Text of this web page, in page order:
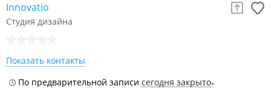
Innovatio
Студия дизайна
Показать контакты
По предварительной записи сегодня закрыто